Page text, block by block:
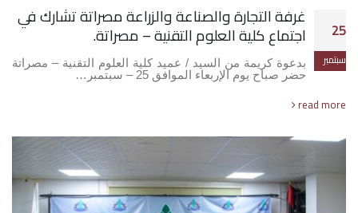
25
سبتمبر
غرفة التجارة والصناعة والزراعة مصراتة تشارك في
اجتماع كلية العلوم التقنية – مصراتة.
بدعوة كريمة من السيد / عميد كلية العلوم التقنية – مصراتة
حضر صباح يوم الإربعاء الموافق 25 – سبتمبر…
read more